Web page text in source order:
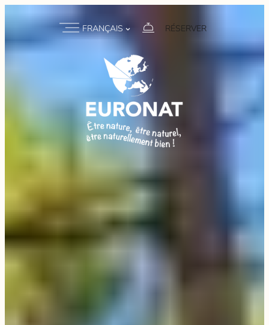
FRANÇAIS RÉSERVER